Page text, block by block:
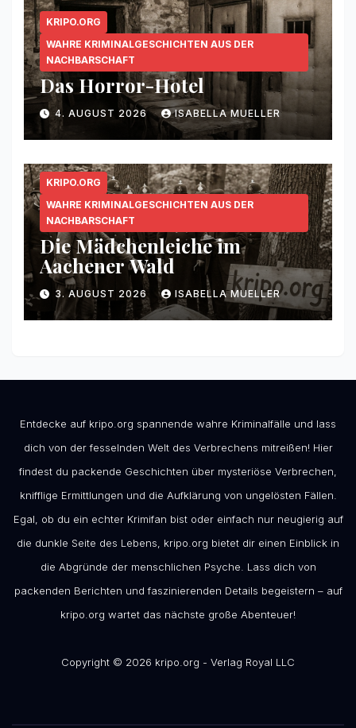
KRIPO.ORG
WAHRE KRIMINALGESCHICHTEN AUS DER
NACHBARSCHAFT
Das Horror-Hotel
4. AUGUST 2026 ISABELLA MUELLER
KRIPO.ORG
WAHRE KRIMINALGESCHICHTEN AUS DER
NACHBARSCHAFT
Die Mädchenleiche im
Aachener Wald
3. AUGUST 2026 ISABELLA MUELLER
Entdecke auf kripo.org spannende wahre Kriminalfälle und lass
dich von der fesselnden Welt des Verbrechens mitreißen! Hier
findest du packende Geschichten über mysteriöse Verbrechen,
knifflige Ermittlungen und die Aufklärung von ungelösten Fällen.
Egal, ob du ein echter Krimifan bist oder einfach nur neugierig auf
die dunkle Seite des Lebens, kripo.org bietet dir einen Einblick in
die Abgründe der menschlichen Psyche. Lass dich von
packenden Berichten und faszinierenden Details begeistern – auf
kripo.org wartet das nächste große Abenteuer!
Copyright © 2026 kripo.org - Verlag Royal LLC